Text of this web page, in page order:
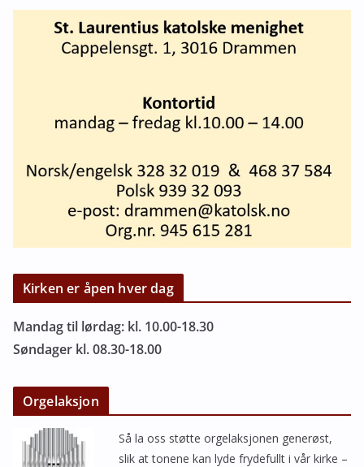
Kirken er åpen hver dag
Mandag til lørdag: kl. 10.00-18.30
Søndager kl. 08.30-18.00
Orgelaksjon
Så la oss støtte orgelaksjonen generøst,
slik at tonene kan lyde frydefullt i vår kirke –